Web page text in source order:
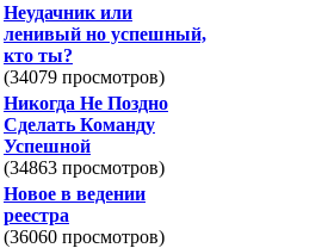
Неудачник или
ленивый но успешный,
кто ты?
(34079 просмотров)
Никогда Не Поздно
Сделать Команду
Успешной
(34863 просмотров)
Новое в ведении
реестра
(36060 просмотров)